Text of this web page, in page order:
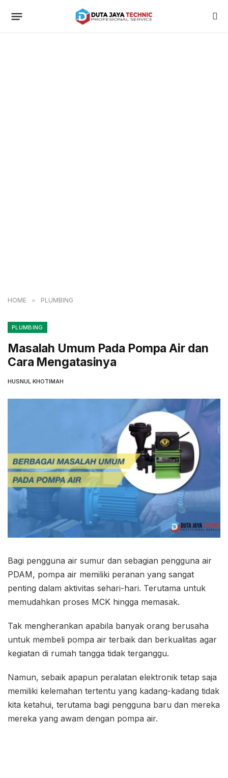
HOME » PLUMBING
PLUMBING
Masalah Umum Pada Pompa Air dan
Cara Mengatasinya
HUSNUL KHOTIMAH
Bagi pengguna air sumur dan sebagian pengguna air
PDAM, pompa air memiliki peranan yang sangat
penting dalam aktivitas sehari-hari. Terutama untuk
memudahkan proses MCK hingga memasak.
Tak mengherankan apabila banyak orang berusaha
untuk membeli pompa air terbaik dan berkualitas agar
kegiatan di rumah tangga tidak terganggu.
Namun, sebaik apapun peralatan elektronik tetap saja
memiliki kelemahan tertentu yang kadang-kadang tidak
kita ketahui, terutama bagi pengguna baru dan mereka
mereka yang awam dengan pompa air.